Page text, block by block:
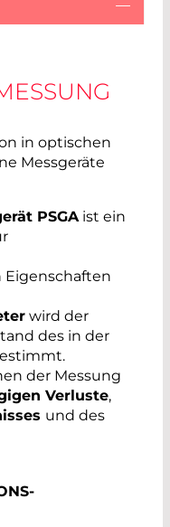
in optischen
Messgeräte
PSGA ist ein
Eigenschaften
wird der
des in der
der Messung
Verluste,
und des